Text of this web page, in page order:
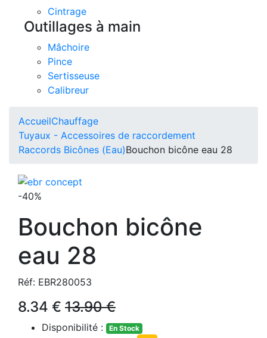
Cintrage
Outillages à main
Mâchoire
Pince
Sertisseuse
Calibreur
AccueilChauffage
Tuyaux - Accessoires de raccordement
Raccords Bicônes (Eau)Bouchon bicône eau 28
-40%
Bouchon bicône
eau 28
Réf: EBR280053
8.34 € 13.90 €
Disponibilité : En Stock